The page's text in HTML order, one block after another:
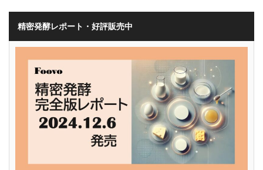
精密発酵レポート・好評販売中